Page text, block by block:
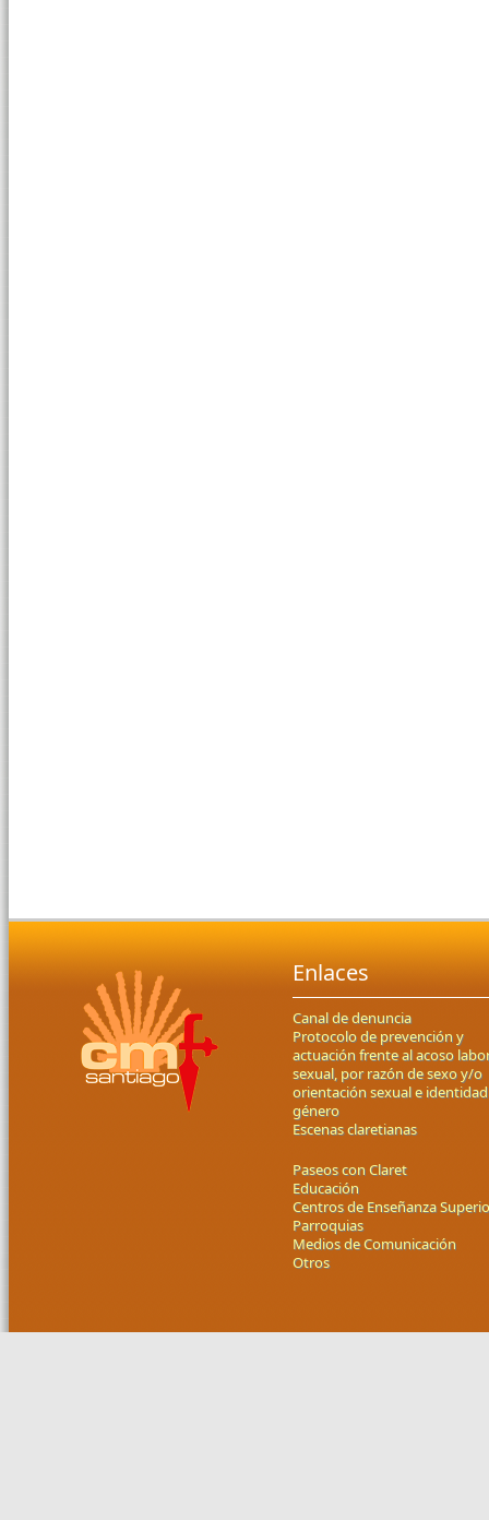
Enlaces
Canal de denuncia
Protocolo de prevención y
actuación frente al acoso
sexual, por razón de sexo y/o
orientación sexual e
género
Escenas claretianas
Paseos con Claret
Educación
Centros de Enseñanza
Parroquias
Medios de Comunicación
Otros